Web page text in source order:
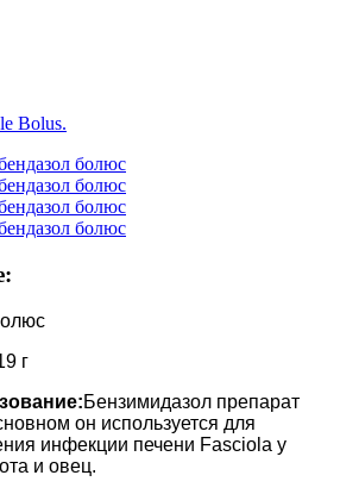
г
:Бензимидазол препарат
он используется для
инфекции печени Fasciola у
и овец.